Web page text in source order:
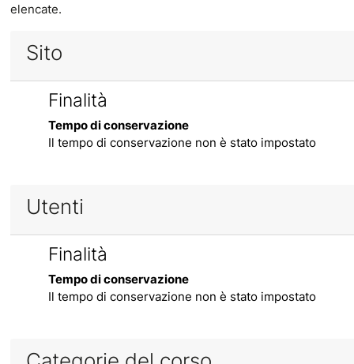
elencate.
Sito
Finalità
Tempo di conservazione
Il tempo di conservazione non è stato impostato
Utenti
Finalità
Tempo di conservazione
Il tempo di conservazione non è stato impostato